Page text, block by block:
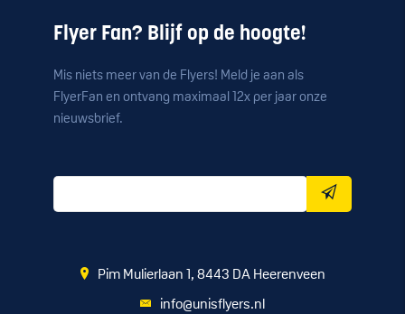
Flyer Fan? Blijf op de hoogte!
Mis niets meer van de Flyers! Meld je aan als
FlyerFan en ontvang maximaal 12x per jaar onze
nieuwsbrief.
Pim Mulierlaan 1, 8443 DA Heerenveen
info@unisflyers.nl